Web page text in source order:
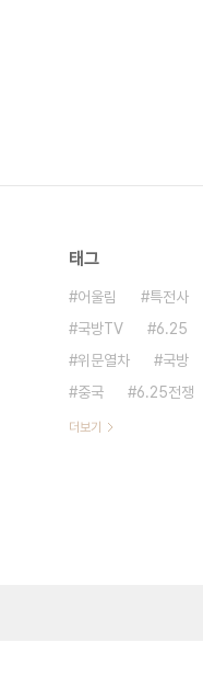
태그
어울림 특전사
국방TV
6.25
위문열차
국방
중국
6.25전쟁
더보기